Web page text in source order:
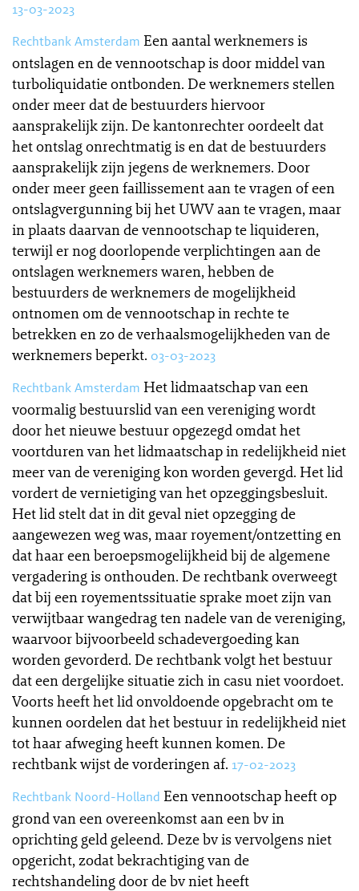
13-03-2023
Rechtbank Amsterdam Een aantal werknemers is
ontslagen en de vennootschap is door middel van
turboliquidatie ontbonden. De werknemers stellen
onder meer dat de bestuurders hiervoor
aansprakelijk zijn. De kantonrechter oordeelt dat
het ontslag onrechtmatig is en dat de bestuurders
aansprakelijk zijn jegens de werknemers. Door
onder meer geen faillissement aan te vragen of een
ontslagvergunning bij het UWV aan te vragen, maar
in plaats daarvan de vennootschap te liquideren,
terwijl er nog doorlopende verplichtingen aan de
ontslagen werknemers waren, hebben de
bestuurders de werknemers de mogelijkheid
ontnomen om de vennootschap in rechte te
betrekken en zo de verhaalsmogelijkheden van de
werknemers beperkt. 03-03-2023
Rechtbank Amsterdam Het lidmaatschap van een
voormalig bestuurslid van een vereniging wordt
door het nieuwe bestuur opgezegd omdat het
voortduren van het lidmaatschap in redelijkheid niet
meer van de vereniging kon worden gevergd. Het lid
vordert de vernietiging van het opzeggingsbesluit.
Het lid stelt dat in dit geval niet opzegging de
aangewezen weg was, maar royement/ontzetting en
dat haar een beroepsmogelijkheid bij de algemene
vergadering is onthouden. De rechtbank overweegt
dat bij een royementssituatie sprake moet zijn van
verwijtbaar wangedrag ten nadele van de vereniging,
waarvoor bijvoorbeeld schadevergoeding kan
worden gevorderd. De rechtbank volgt het bestuur
dat een dergelijke situatie zich in casu niet voordoet.
Voorts heeft het lid onvoldoende opgebracht om te
kunnen oordelen dat het bestuur in redelijkheid niet
tot haar afweging heeft kunnen komen. De
rechtbank wijst de vorderingen af. 17-02-2023
Rechtbank Noord-Holland Een vennootschap heeft op
grond van een overeenkomst aan een bv in
oprichting geld geleend. Deze bv is vervolgens niet
opgericht, zodat bekrachtiging van de
rechtshandeling door de bv niet heeft